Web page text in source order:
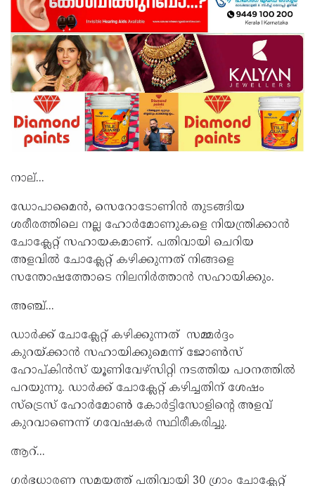
നാല്...
ഡോപാമൈൻ, സെറോടോണിൻ തുടങ്ങിയ
ശരീരത്തിലെ നല്ല ഹോർമോണുകളെ നിയന്ത്രിക്കാൻ
ചോക്ലേറ്റ് സഹായകമാണ്. പതിവായി ചെറിയ
അളവിൽ ചോക്ലേറ്റ് കഴിക്കുന്നത് നിങ്ങളെ
സന്തോഷത്തോടെ നിലനിർത്താൻ സഹായിക്കും.
അഞ്ച്...
ഡാർക്ക് ചോക്ലേറ്റ് കഴിക്കുന്നത് സമ്മർദ്ദം
കുറയ്ക്കാൻ സഹായിക്കുമെന്ന് ജോൺസ്
ഹോപ്കിൻസ് യൂണിവേഴ്സിറ്റി നടത്തിയ പഠനത്തിൽ
പറയുന്നു. ഡാർക്ക് ചോക്ലേറ്റ് കഴിച്ചതിന് ശേഷം
സ്ട്രെസ് ഹോർമോൺ കോർട്ടിസോളിൻ്റെ അളവ്
കുറവാണെന്ന് ഗവേഷകർ സ്ഥിരീകരിച്ചു.
ആറ്...
ഗർഭധാരണ സമയത്ത് പതിവായി 30 ഗ്രാം ചോക്ലേറ്റ്